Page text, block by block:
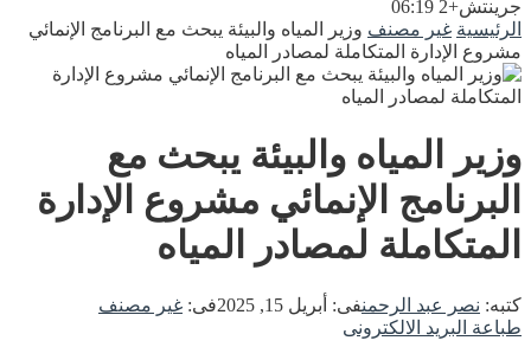
جرينتش+2 06:19
الرئيسية غير مصنف وزير المياه والبيئة يبحث مع البرنامج الإنمائي
مشروع الإدارة المتكاملة لمصادر المياه
وزير المياه والبيئة يبحث مع
البرنامج الإنمائي مشروع الإدارة
المتكاملة لمصادر المياه
كتبه: نصر عبد الرحمنفى: أبريل 15, 2025 فى: غير مصنف
طباعة البريد الالكترونى